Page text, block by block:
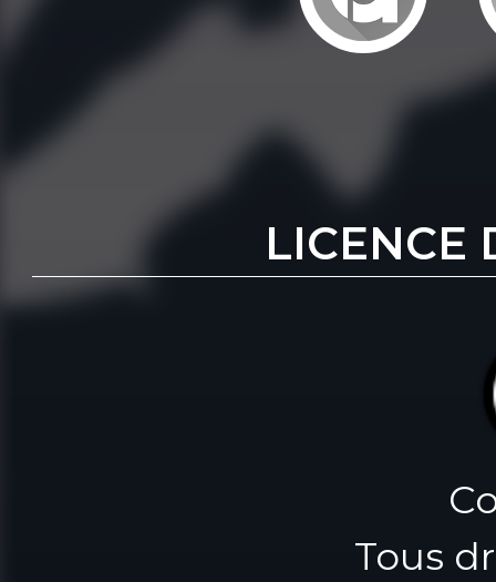
LICENCE
Tous